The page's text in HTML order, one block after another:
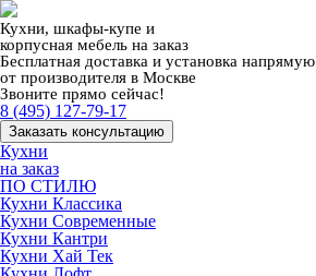
Кухни, шкафы-купе и
корпусная мебель на заказ
Бесплатная доставка и установка напрямую
от производителя в Москве
Звоните прямо сейчас!
8 (495) 127-79-17
Заказать консультацию
Кухни
на заказ
ПО СТИЛЮ
Кухни Классика
Кухни Современные
Кухни Кантри
Кухни Хай Тек